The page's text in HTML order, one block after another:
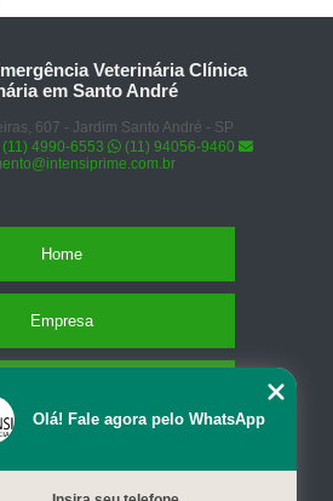
Veterinária Clínica
em Santo André
607 - Jardim Santo André - SP
(11) 4990-6553
(11) 94056-9460
Home
Empresa
Olá! Fale agora pelo WhatsApp